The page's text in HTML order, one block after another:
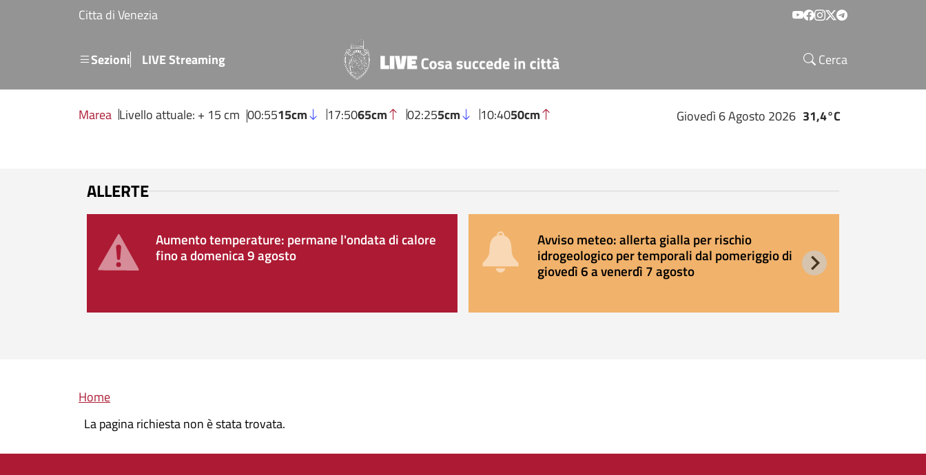
Salta al contenuto principale
Citta di Venezia Social menu
SezioniMenu secondario
LIVE Streaming Cerca
Marea Livello attuale: + 15 cm 00:5515cm 17:5065cm 02:255cm 10:4050cm Giovedì 6 Agosto 2026 31,4°C
ALLERTE
Aumento temperature: permane l'ondata di calore
fino a domenica 9 agosto
Avviso meteo: allerta gialla per rischio
idrogeologico per temporali dal pomeriggio di
giovedì 6 a venerdì 7 agosto
Briciole di pane
Home
La pagina richiesta non è stata trovata.